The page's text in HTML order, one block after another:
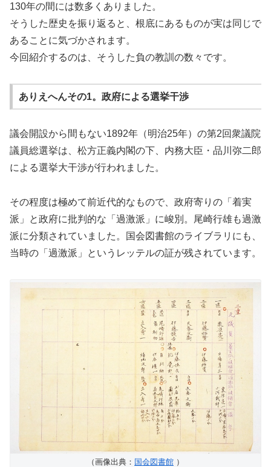
130年の間には数多くありました。
そうした歴史を振り返ると、根底にあるものが実は同じで
あることに気づかされます。
今回紹介するのは、そうした負の教訓の数々です。
ありえへんその1。政府による選挙干渉
議会開設から間もない1892年（明治25年）の第2回衆議院
議員総選挙は、松方正義内閣の下、内務大臣・品川弥二郎
による選挙大干渉が行われました。
その程度は極めて前近代的なもので、政府寄りの「着実
派」と政府に批判的な「過激派」に峻別。尾崎行雄も過激
派に分類されていました。国会図書館のライブラリにも、
当時の「過激派」というレッテルの証が残されています。
（画像出典： 国会図書館 ）